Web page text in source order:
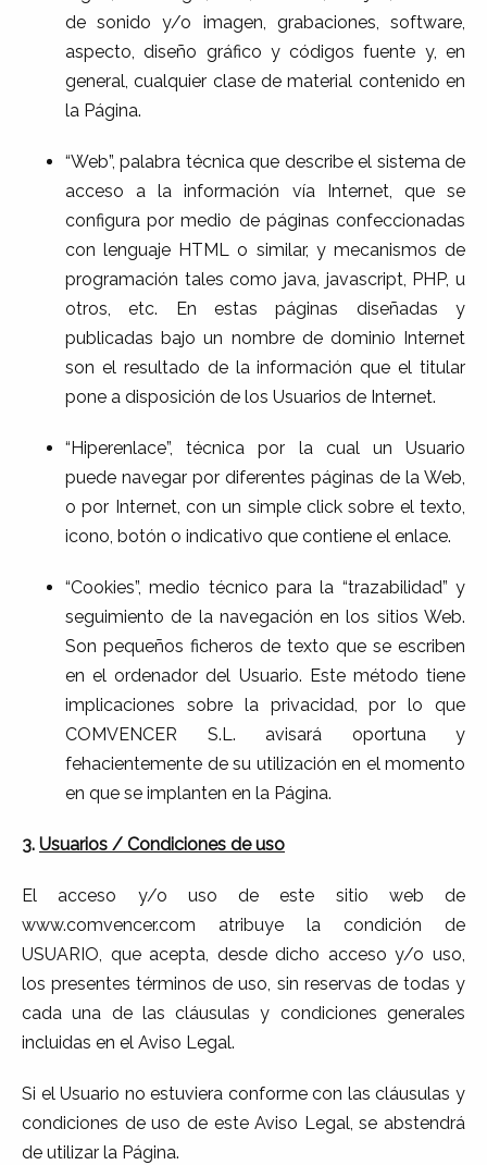
de sonido y/o imagen, grabaciones, software,
aspecto, diseño gráfico y códigos fuente y, en
general, cualquier clase de material contenido en
la Página.
“Web”, palabra técnica que describe el sistema de
acceso a la información vía Internet, que se
configura por medio de páginas confeccionadas
con lenguaje HTML o similar, y mecanismos de
programación tales como java, javascript, PHP, u
otros, etc. En estas páginas diseñadas y
publicadas bajo un nombre de dominio Internet
son el resultado de la información que el titular
pone a disposición de los Usuarios de Internet.
“Hiperenlace”, técnica por la cual un Usuario
puede navegar por diferentes páginas de la Web,
o por Internet, con un simple click sobre el texto,
icono, botón o indicativo que contiene el enlace.
“Cookies”, medio técnico para la “trazabilidad” y
seguimiento de la navegación en los sitios Web.
Son pequeños ficheros de texto que se escriben
en el ordenador del Usuario. Este método tiene
implicaciones sobre la privacidad, por lo que
COMVENCER S.L. avisará oportuna y
fehacientemente de su utilización en el momento
en que se implanten en la Página.
3. Usuarios / Condiciones de uso
El acceso y/o uso de este sitio web de
www.comvencer.com atribuye la condición de
USUARIO, que acepta, desde dicho acceso y/o uso,
los presentes términos de uso, sin reservas de todas y
cada una de las cláusulas y condiciones generales
incluidas en el Aviso Legal.
Si el Usuario no estuviera conforme con las cláusulas y
condiciones de uso de este Aviso Legal, se abstendrá
de utilizar la Página.